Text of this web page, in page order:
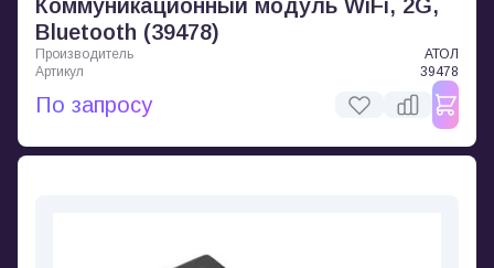
Коммуникационный модуль WiFi, 2G,
Bluetooth (39478)
Производитель
АТОЛ
Артикул
39478
По запросу